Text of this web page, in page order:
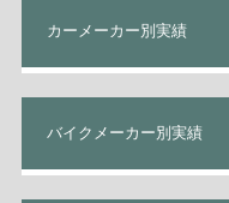
カーメーカー別実績
バイクメーカー別実績